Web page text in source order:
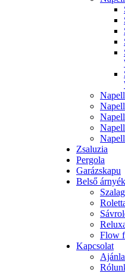
Zsaluzia
Pergola
Garázskapu
Belső
Flow
Kapcsolat